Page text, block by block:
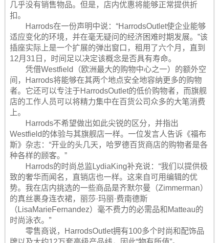
几乎没有销售物品。但是，店内优惠将能够正常提供折
扣。
Harrods在一份声明中说：“HarrodsOutlet使企业能够
适应变化的环境，并在毫无疑问的经济困难时期发展。”该
插座实际上是一个扩展的弹出窗口，租用了六个月，直到
12月31日，时间足以决定该概念是否具有寿命。
凭借Westfield（欧洲最大的购物中心之一）的额外​​空
间，Harrods将能够在其两个地点安全地容纳更多的购物
者。它还可以专注于HarrodsOutlet的低价购物者，而旗舰
店的工作人员可以将精力集中在百货公司众多的大笔消费
上。
Harrods不希望做出如此尖锐的区分，并指出
Westfield的体验与其旗舰店一样。一位发言人告诉《福布
斯》杂志：“开业的头几天，哈罗德百货商店的购物者是各
种各样的顾客。”
Harrods的时尚总监LydiaKing补充说：“我们以提供极
致的奢华而闻名，直销店也一样。这来自可用编辑的优
势。我在店内挑选的一些商品是齐默尔曼（Zimmerman）
的真丝裹身连衣裙，丽莎·玛丽·费南德斯
（LisaMarieFernandez）毫不费力的必需品和Matteau的
时尚泳衣。”
零售商说，HarrodsOutlet拥有100多个时尚和配饰品